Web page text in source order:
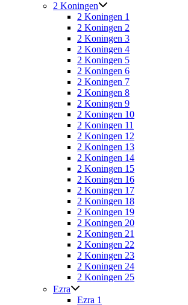
2 Koningen
2 Koningen 1
2 Koningen 2
2 Koningen 3
2 Koningen 4
2 Koningen 5
2 Koningen 6
2 Koningen 7
2 Koningen 8
2 Koningen 9
2 Koningen 10
2 Koningen 11
2 Koningen 12
2 Koningen 13
2 Koningen 14
2 Koningen 15
2 Koningen 16
2 Koningen 17
2 Koningen 18
2 Koningen 19
2 Koningen 20
2 Koningen 21
2 Koningen 22
2 Koningen 23
2 Koningen 24
2 Koningen 25
Ezra
Ezra 1